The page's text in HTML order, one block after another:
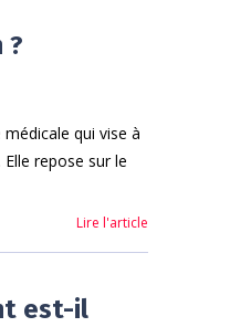
?
qui vise à
repose sur le
Lire l'article
est-il